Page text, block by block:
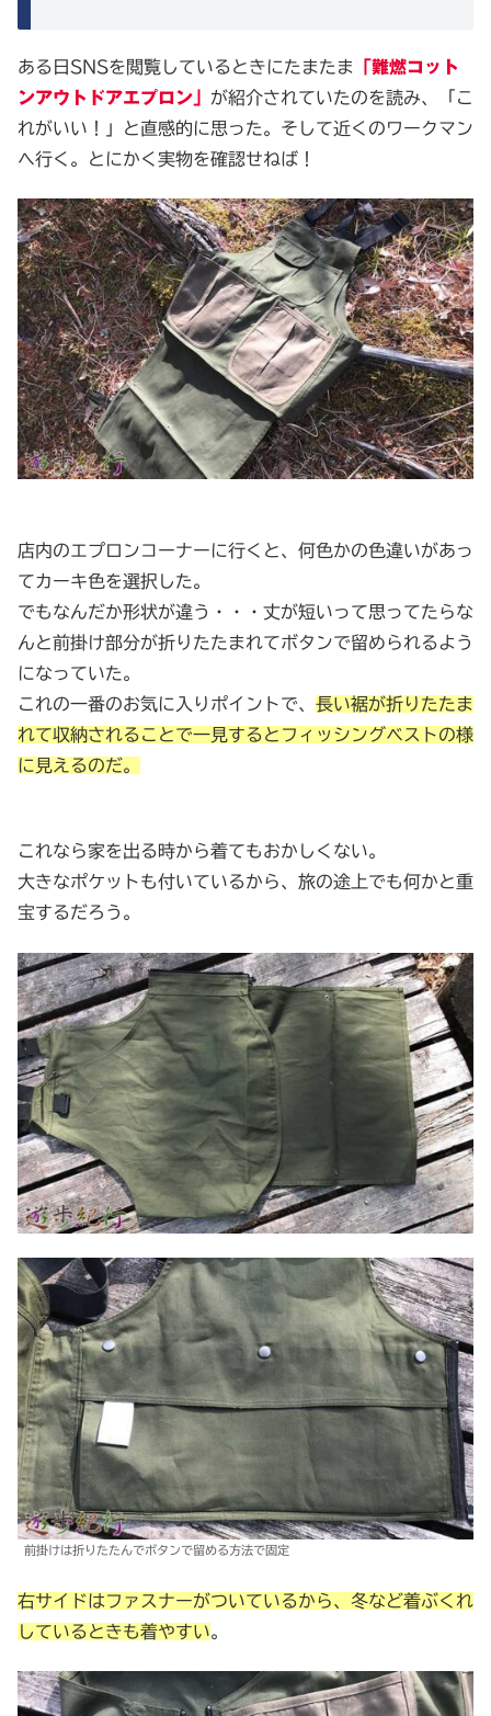
ある日SNSを閲覧しているときにたまたま
「難燃コット
ンアウトドアエプロン」 が紹介されていたのを読み、「こ
れがいい！」と直感的に思った。そして近くのワークマン
へ行く。とにかく実物を確認せねば！
店内のエプロンコーナーに行くと、何色かの色違いがあっ
てカーキ色を選択した。
でもなんだか形状が違う・・・丈が短いって思ってたらな
んと前掛け部分が折りたたまれてボタンで留められるよう
になっていた。
これの一番のお気に入りポイントで、 長い裾が折りたたま
れて収納されることで一見するとフィッシングベストの様
に見えるのだ。
これなら家を出る時から着てもおかしくない。
大きなポケットも付いているから、旅の途上でも何かと重
宝するだろう。
前掛けは折りたたんでボタンで留める方法で固定
右サイドはファスナーがついているから、冬など着ぶくれ
しているときも着やすい。